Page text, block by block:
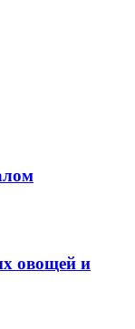
овощей и